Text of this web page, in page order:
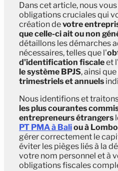
Dans cet article, nous
obligations cruciales qui
création devotre
que celle-ci ait ou non
détaillons les démarches
nécessaires, telles que l'
d'identification fiscaleet l'
le système BPJS, ainsi
trimestriels et annuels
Nous identifions et
les plus courantes
entrepreneurs étrangers
PT PMA à Baliou à
gérer correctement le
éviter les pièges liés à la
votre nom personnel et à
obligations fiscales